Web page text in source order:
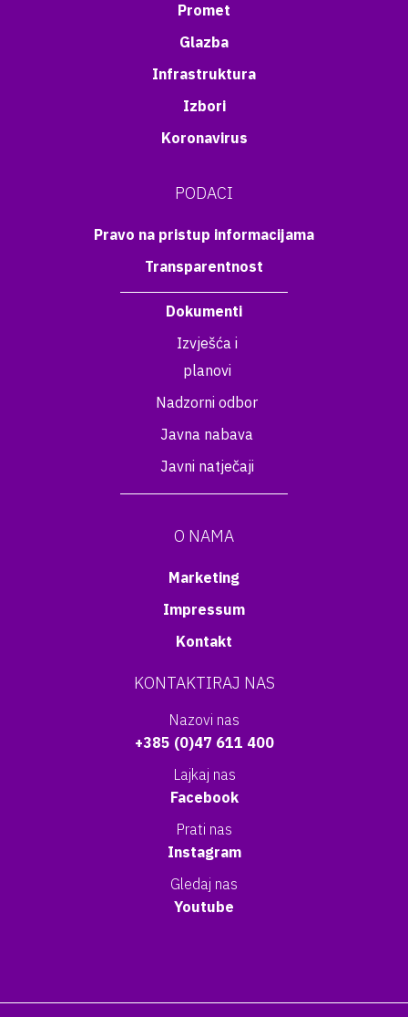
Promet
Glazba
Infrastruktura
Izbori
Koronavirus
PODACI
Pravo na pristup informacijama
Transparentnost
Dokumenti
Izvješća i
planovi
Nadzorni odbor
Javna nabava
Javni natječaji
O NAMA
Marketing
Impressum
Kontakt
KONTAKTIRAJ NAS
Nazovi nas
+385 (0)47 611 400
Lajkaj nas
Facebook
Prati nas
Instagram
Gledaj nas
Youtube